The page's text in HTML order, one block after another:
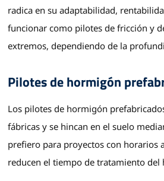
radica en su adaptabilidad,
funcionar como pilotes de fricción y
extremos, dependiendo de la
Pilotes de hormigón
Los pilotes de hormigón
fábricas y se hincan en el suelo
prefiero para proyectos con horarios
reducen el tiempo de tratamiento